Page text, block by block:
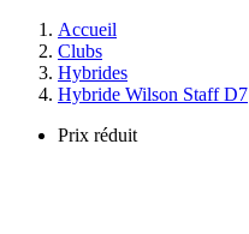
Accueil
Clubs
Hybrides
Hybride Wilson Staff D7
Prix réduit